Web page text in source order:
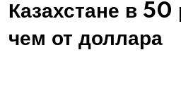
Казахстане в
чем от доллара